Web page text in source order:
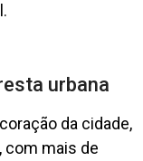
urbana
da cidade,
com mais de